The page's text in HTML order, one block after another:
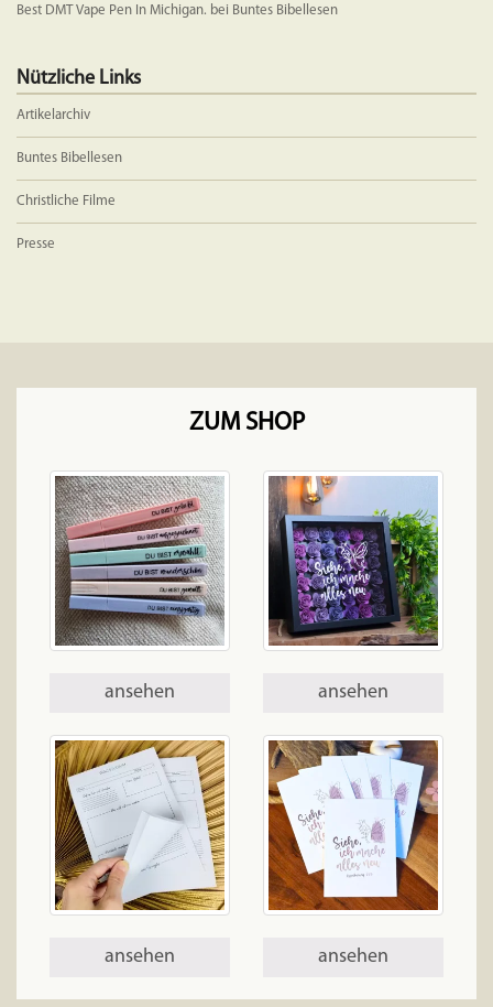
Best DMT Vape Pen In Michigan. bei Buntes Bibellesen
Nützliche Links
Artikelarchiv
Buntes Bibellesen
Christliche Filme
Presse
ZUM SHOP
ansehen ansehen
ansehen ansehen